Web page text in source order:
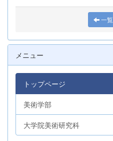
一
メニュー
トップページ
美術学部
大学院美術研究科